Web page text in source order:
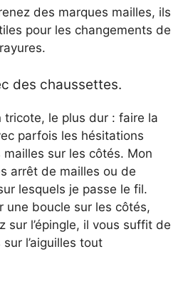
des marques mailles, ils
pour les changements de
des chaussettes.
tricote, le plus dur : faire la
parfois les hésitations
sur les côtés. Mon
arrêt de mailles ou de
lesquels je passe le fil.
une boucle sur les côtés,
sur l’épingle, il vous suffit de
l’aiguilles tout